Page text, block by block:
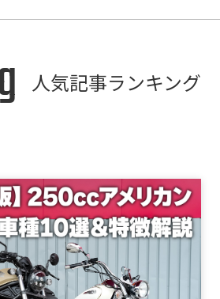
人気記事ランキング